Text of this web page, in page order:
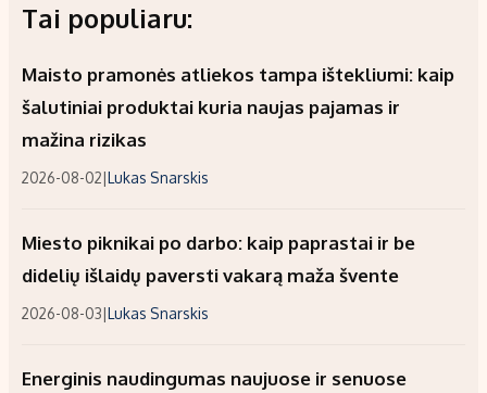
Tai populiaru:
Maisto pramonės atliekos tampa ištekliumi: kaip
šalutiniai produktai kuria naujas pajamas ir
mažina rizikas
2026-08-02|Lukas Snarskis
Miesto piknikai po darbo: kaip paprastai ir be
didelių išlaidų paversti vakarą maža švente
2026-08-03|Lukas Snarskis
Energinis naudingumas naujuose ir senuose